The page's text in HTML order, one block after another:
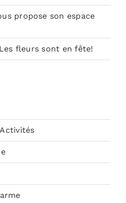
propose son espace
fleurs sont en fête!